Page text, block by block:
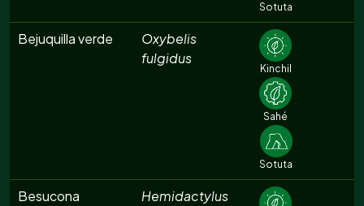
Sotuta
Bejuquilla verde
Oxybelis
fulgidus
Kinchil
Sahé
Sotuta
Besucona
Hemidactylus